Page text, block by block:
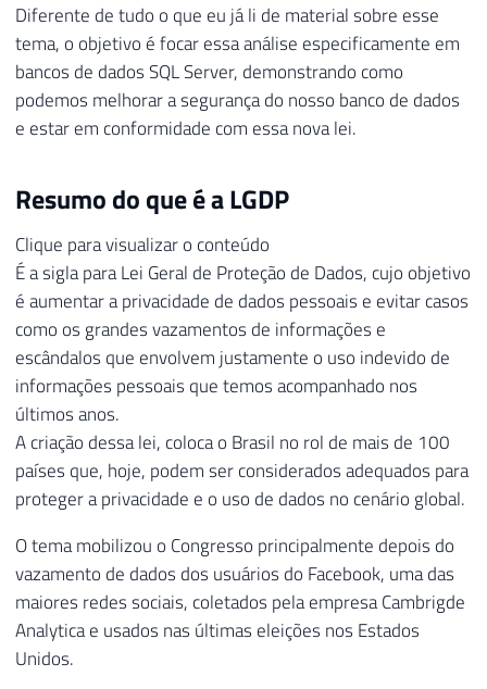
Diferente de tudo o que eu já li de material sobre esse
tema, o objetivo é focar essa análise especificamente em
bancos de dados SQL Server, demonstrando como
podemos melhorar a segurança do nosso banco de dados
e estar em conformidade com essa nova lei.
Resumo do que é a LGDP
Clique para visualizar o conteúdo
É a sigla para Lei Geral de Proteção de Dados, cujo objetivo
é aumentar a privacidade de dados pessoais e evitar casos
como os grandes vazamentos de informações e
escândalos que envolvem justamente o uso indevido de
informações pessoais que temos acompanhado nos
últimos anos.
A criação dessa lei, coloca o Brasil no rol de mais de 100
países que, hoje, podem ser considerados adequados para
proteger a privacidade e o uso de dados no cenário global.
O tema mobilizou o Congresso principalmente depois do
vazamento de dados dos usuários do Facebook, uma das
maiores redes sociais, coletados pela empresa Cambrigde
Analytica e usados nas últimas eleições nos Estados
Unidos.